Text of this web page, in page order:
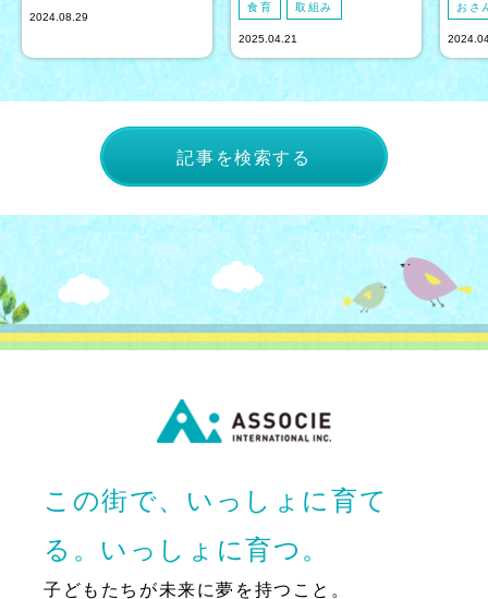
2024.08.29
食育 取組み
2025.04.21
おさ
記事を検索する
この街で、いっしょに育て
る。いっしょに育つ。
子どもたちが未来に夢を持つこと。